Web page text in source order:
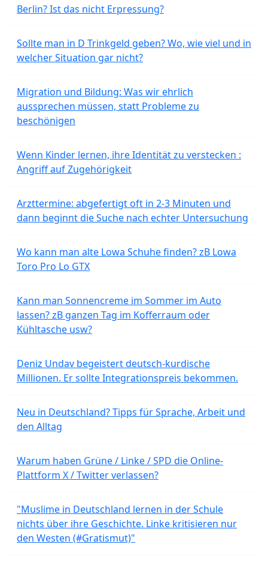
Berlin? Ist das nicht Erpressung?
Sollte man in D Trinkgeld geben? Wo, wie viel und in
welcher Situation gar nicht?
Migration und Bildung: Was wir ehrlich
aussprechen müssen, statt Probleme zu
beschönigen
Wenn Kinder lernen, ihre Identität zu verstecken :
Angriff auf Zugehörigkeit
Arzttermine: abgefertigt oft in 2-3 Minuten und
dann beginnt die Suche nach echter Untersuchung
Wo kann man alte Lowa Schuhe finden? zB Lowa
Toro Pro Lo GTX
Kann man Sonnencreme im Sommer im Auto
lassen? zB ganzen Tag im Kofferraum oder
Kühltasche usw?
Deniz Undav begeistert deutsch-kurdische
Millionen. Er sollte Integrationspreis bekommen.
Neu in Deutschland? Tipps für Sprache, Arbeit und
den Alltag
Warum haben Grüne / Linke / SPD die Online-
Plattform X / Twitter verlassen?
"Muslime in Deutschland lernen in der Schule
nichts über ihre Geschichte. Linke kritisieren nur
den Westen (#Gratismut)"